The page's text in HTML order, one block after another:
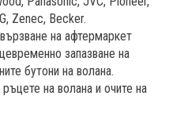
Zenec, Becker.
на афтермаркет
запазване на
бутони на волана.
на волана и очите на